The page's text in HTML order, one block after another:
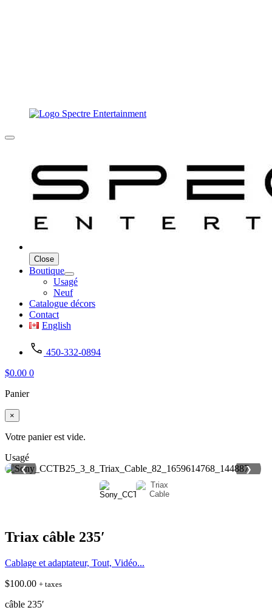
Close
Boutique
Usagé
Neuf
Catalogue décors
Contact
English
450-332-0894
$0.00 0
Panier
×
Votre panier est vide.
Usagé
❮ ❯
Triax câble 235′
Cablage et adaptateur, Tout, Vidéo...
$100.00 + taxes
câble 235′